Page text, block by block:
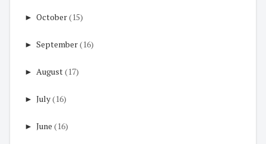
► October(15)
► September(16)
► August(17)
► July(16)
► June (16)